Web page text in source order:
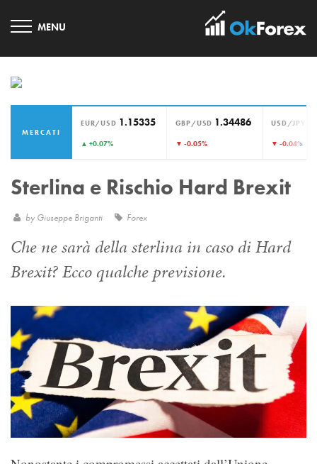
MERCATI
EUR/USD 1.15335
▲ +0.07%
GBP/USD 1.34486
▼ -0.05%
USD/JPY
▼ -0.04%›
Sterlina e Rischio Hard Brexit
by Giuseppe Briganti Forex
Che ne sarà della sterlina in caso di Hard
Brexit? Ecco qualche previsione.